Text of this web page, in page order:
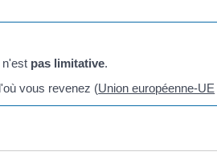
pas limitative.
vous revenez (Union européenne-UE